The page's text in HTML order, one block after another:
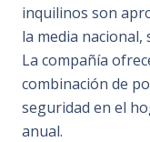
inquilinos son
la media
La compañía
combinación de
seguridad en el
anual.